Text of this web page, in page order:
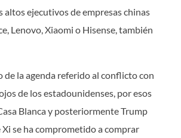
altos ejecutivos de empresas chinas
Lenovo, Xiaomi o Hisense, también
de la agenda referido al conflicto con
de los estadounidenses, por esos
Blanca y posteriormente Trump
se ha comprometido a comprar